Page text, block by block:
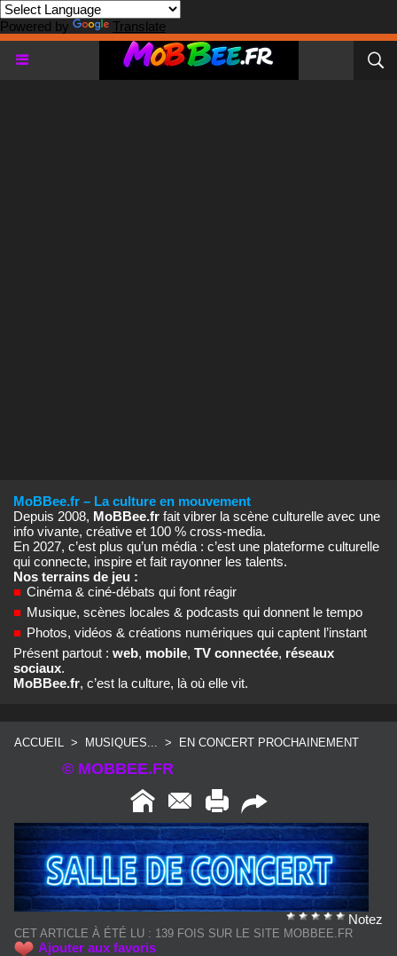
Powered by Translate
MoBBee.fr – La culture en mouvement
Depuis 2008, MoBBee.fr fait vibrer la scène culturelle avec une
info vivante, créative et 100 % cross‑media.
En 2027, c’est plus qu’un média : c’est une plateforme culturelle
qui connecte, inspire et fait rayonner les talents.
Nos terrains de jeu :
■ Cinéma & ciné‑débats qui font réagir
■ Musique, scènes locales & podcasts qui donnent le tempo
■ Photos, vidéos & créations numériques qui captent l’instant
Présent partout : web, mobile, TV connectée, réseaux
sociaux.
MoBBee.fr, c’est la culture, là où elle vit.
ACCUEIL > MUSIQUES... > EN CONCERT PROCHAINEMENT
© MOBBEE.FR
Notez
CET ARTICLE À ÉTÉ LU : 139 FOIS SUR LE SITE MOBBEE.FR
Ajouter aux favoris